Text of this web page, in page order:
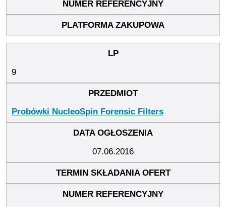
9
Probówki NucleoSpin Forensic Filters
07.06.2016